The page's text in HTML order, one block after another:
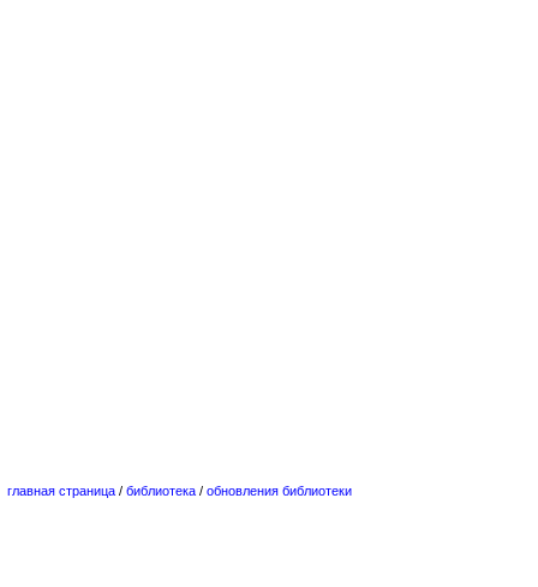
главная страница / библиотека / обновления библиотеки